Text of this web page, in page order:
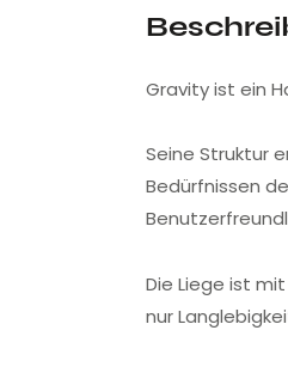
Gravity ist ein
Seine Struktur
Bedürfnissen
Die Liege ist
nur